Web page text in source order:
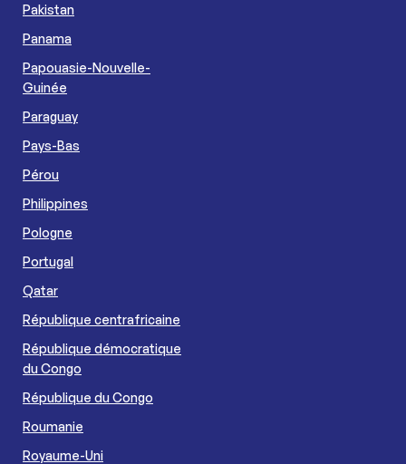
Pakistan
Panama
Papouasie-Nouvelle-
Guinée
Paraguay
Pays-Bas
Pérou
Philippines
Pologne
Portugal
Qatar
République centrafricaine
République démocratique
du Congo
République du Congo
Roumanie
Royaume-Uni